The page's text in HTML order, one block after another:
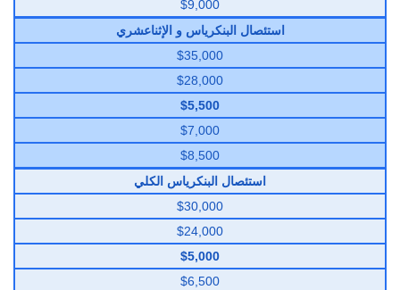
$9,000
استئصال البنكرياس و الإثناعشري
$35,000
$28,000
$5,500
$7,000
$8,500
استئصال البنكرياس الكلي
$30,000
$24,000
$5,000
$6,500